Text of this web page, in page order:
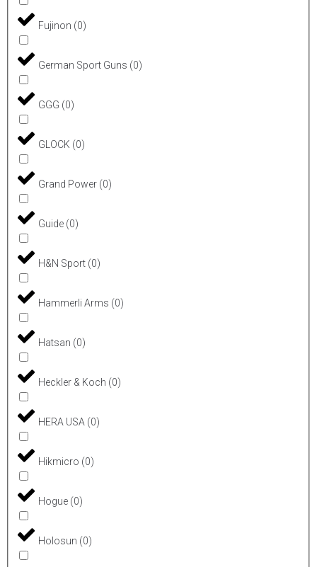
Fujinon (0)
German Sport Guns (0)
GGG (0)
GLOCK (0)
Grand Power (0)
Guide (0)
H&N Sport (0)
Hammerli Arms (0)
Hatsan (0)
Heckler & Koch (0)
HERA USA (0)
Hikmicro (0)
Hogue (0)
Holosun (0)